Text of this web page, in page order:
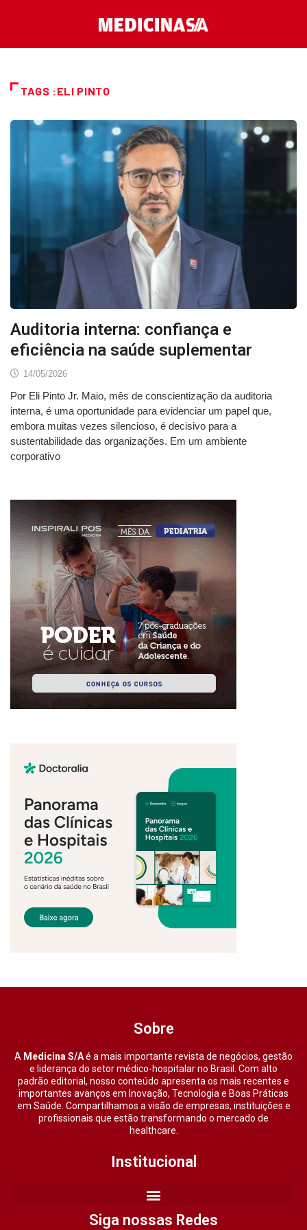
TAGS :ELI PINTO
Auditoria interna: confiança e
eficiência na saúde suplementar
14/05/2026
Por Eli Pinto Jr. Maio, mês de conscientização da auditoria
interna, é uma oportunidade para evidenciar um papel que,
embora muitas vezes silencioso, é decisivo para a
sustentabilidade das organizações. Em um ambiente
corporativo
Sobre
A Medicina S/Aé a mais importante revista de negócios, gestão
e liderança do setor médico-hospitalar no Brasil. Com alto
padrão editorial, nosso conteúdo apresenta os mais recentes e
importantes avanços em Inovação, Tecnologia e Boas Práticas
em Saúde. Compartilhamos a visão de empresas, instituições e
profissionais que estão transformando o mercado de
healthcare.
Institucional
Siga nossas Redes